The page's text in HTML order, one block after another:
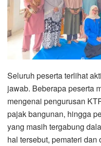
Seluruh peserta terlihat
jawab. Beberapa peserta
mengenai pengurusan
pajak bangunan, hingga
yang masih tergabung
hal tersebut, pemateri dan